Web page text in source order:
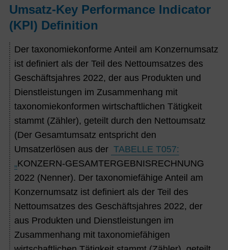
Umsatz-Key Performance Indicator
(KPI) Definition
Der taxonomiekonforme Anteil am Konzernumsatz
ist definiert als der Teil des Nettoumsatzes des
Geschäftsjahres 2022, der aus Produkten und
Dienstleistungen im Zusammenhang mit
taxonomiekonformen wirtschaftlichen Tätigkeit
stammt (Zähler), geteilt durch den Nettoumsatz
(Der Gesamtumsatz entspricht den
Umsatzerlösen aus der TABELLE T057:
„KONZERN-GESAMTERGEBNISRECHNUNG
2022 (Nenner). Der taxonomiefähige Anteil am
Konzernumsatz ist definiert als der Teil des
Nettoumsatzes des Geschäftsjahres 2022, der
aus Produkten und Dienstleistungen im
Zusammenhang mit taxonomiefähigen